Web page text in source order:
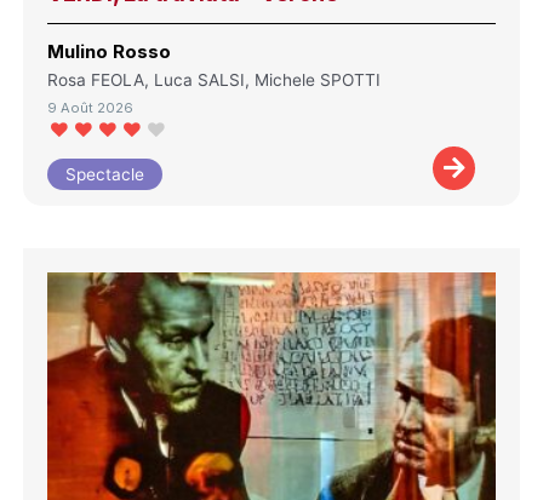
Mulino Rosso
Rosa FEOLA, Luca SALSI, Michele SPOTTI
9 Août 2026
Spectacle